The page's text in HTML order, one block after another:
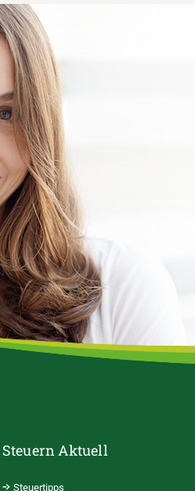
Steuern Aktuell
Steuertipps